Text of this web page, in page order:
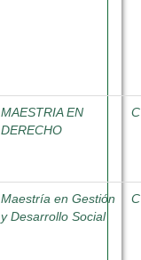
MAESTRIA EN
DERECHO
Maestría en Gestión
y Desarrollo Social